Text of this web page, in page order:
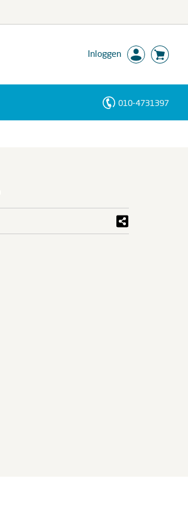
Inloggen
010-4731397